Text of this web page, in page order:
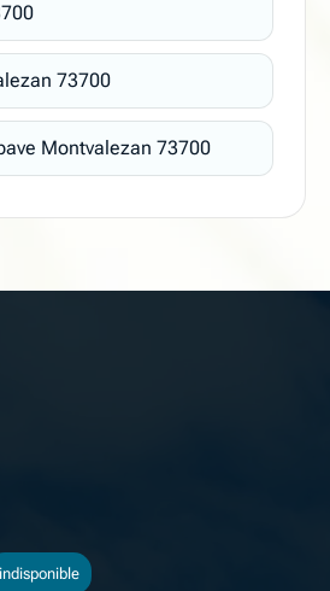
73700
Montvalezan 73700
indisponible